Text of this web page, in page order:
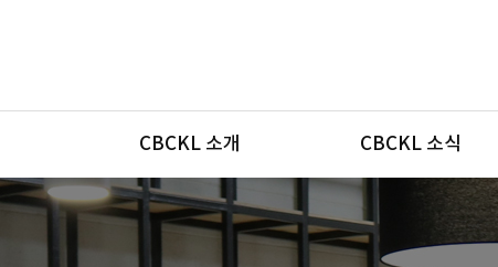
메뉴
CBCKL 소개 CBCKL 소식